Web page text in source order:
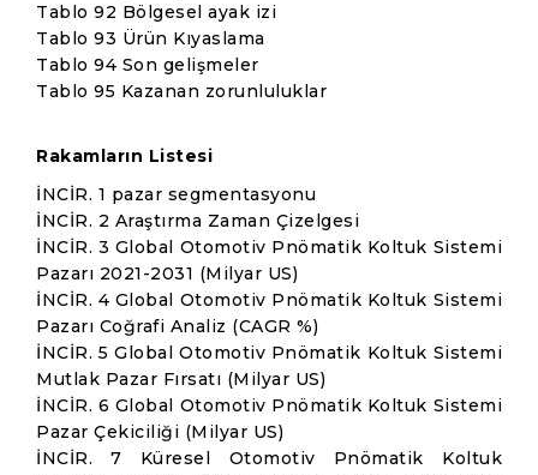
Tablo 92 Bölgesel ayak izi
Tablo 93 Ürün Kıyaslama
Tablo 94 Son gelişmeler
Tablo 95 Kazanan zorunluluklar
Rakamların Listesi
İNCİR. 1 pazar segmentasyonu
İNCİR. 2 Araştırma Zaman Çizelgesi
İNCİR. 3 Global Otomotiv Pnömatik Koltuk Sistemi
Pazarı 2021-2031 (Milyar US)
İNCİR. 4 Global Otomotiv Pnömatik Koltuk Sistemi
Pazarı Coğrafi Analiz (CAGR %)
İNCİR. 5 Global Otomotiv Pnömatik Koltuk Sistemi
Mutlak Pazar Fırsatı (Milyar US)
İNCİR. 6 Global Otomotiv Pnömatik Koltuk Sistemi
Pazar Çekiciliği (Milyar US)
İNCİR. 7 Küresel Otomotiv Pnömatik Koltuk